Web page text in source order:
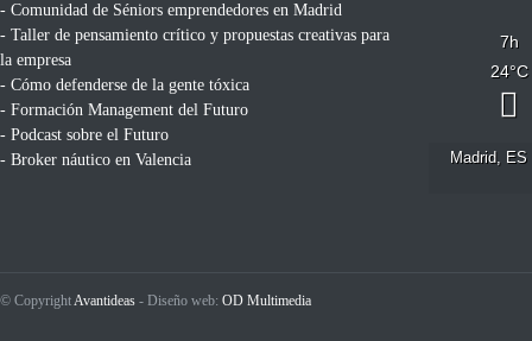
- Comunidad de Séniors emprendedores en Madrid
- Taller de pensamiento crítico y propuestas creativas para
la empresa
- Cómo defenderse de la gente tóxica
- Formación Management del Futuro
- Podcast sobre el Futuro
- Broker náutico en Valencia
7h
24°C
Madrid, ES
© CopyrightAvantideas - Diseño web: OD Multimedia